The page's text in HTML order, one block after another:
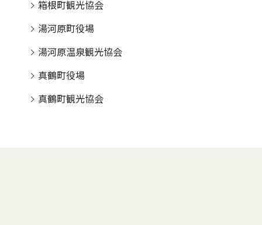
箱根町観光協会
湯河原町役場
湯河原温泉観光協会
真鶴町役場
真鶴町観光協会